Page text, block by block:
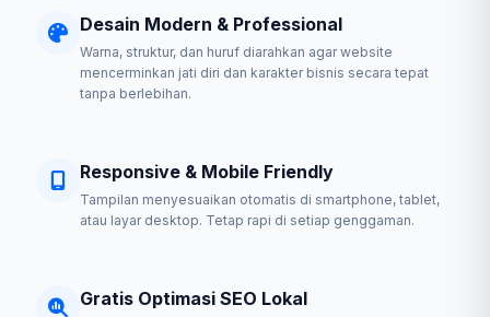
Desain Modern & Professional
Warna, struktur, dan huruf diarahkan agar website
mencerminkan jati diri dan karakter bisnis secara tepat
tanpa berlebihan.
Responsive & Mobile Friendly
Tampilan menyesuaikan otomatis di smartphone, tablet,
atau layar desktop. Tetap rapi di setiap genggaman.
Gratis Optimasi SEO Lokal